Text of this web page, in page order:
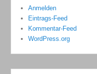
Anmelden
Eintrags-Feed
Kommentar-Feed
WordPress.org